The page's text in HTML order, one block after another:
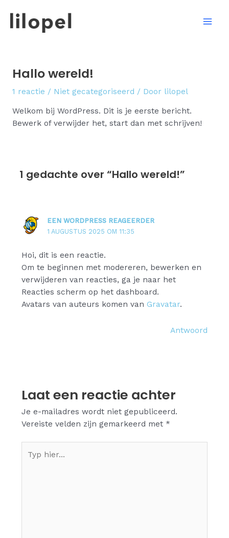
naar
Hallo wereld!
1 reactie / Niet gecategoriseerd / Door lilopel
Welkom bij WordPress. Dit is je eerste bericht.
Bewerk of verwijder het, start dan met schrijven!
1 gedachte over “Hallo wereld!”
EEN WORDPRESS REAGEERDER
1 AUGUSTUS 2025 OM 11:35
Hoi, dit is een reactie.
Om te beginnen met modereren, bewerken en
verwijderen van reacties, ga je naar het
Reacties scherm op het dashboard.
Avatars van auteurs komen van Gravatar.
Antwoord
Laat een reactie achter
Je e-mailadres wordt niet gepubliceerd.
Vereiste velden zijn gemarkeerd met *
hier...